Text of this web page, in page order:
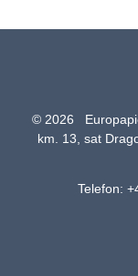
© 2026
km. 13, sat
Telefon: